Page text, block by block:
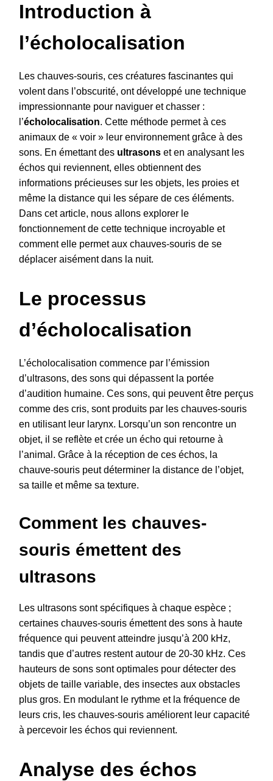
Introduction à
l’écholocalisation
Les chauves-souris, ces créatures fascinantes qui
volent dans l’obscurité, ont développé une technique
impressionnante pour naviguer et chasser :
l’écholocalisation. Cette méthode permet à ces
animaux de « voir » leur environnement grâce à des
sons. En émettant des ultrasons et en analysant les
échos qui reviennent, elles obtiennent des
informations précieuses sur les objets, les proies et
même la distance qui les sépare de ces éléments.
Dans cet article, nous allons explorer le
fonctionnement de cette technique incroyable et
comment elle permet aux chauves-souris de se
déplacer aisément dans la nuit.
Le processus
d’écholocalisation
L’écholocalisation commence par l’émission
d’ultrasons, des sons qui dépassent la portée
d’audition humaine. Ces sons, qui peuvent être perçus
comme des cris, sont produits par les chauves-souris
en utilisant leur larynx. Lorsqu’un son rencontre un
objet, il se reflète et crée un écho qui retourne à
l’animal. Grâce à la réception de ces échos, la
chauve-souris peut déterminer la distance de l’objet,
sa taille et même sa texture.
Comment les chauves-
souris émettent des
ultrasons
Les ultrasons sont spécifiques à chaque espèce ;
certaines chauves-souris émettent des sons à haute
fréquence qui peuvent atteindre jusqu’à 200 kHz,
tandis que d’autres restent autour de 20-30 kHz. Ces
hauteurs de sons sont optimales pour détecter des
objets de taille variable, des insectes aux obstacles
plus gros. En modulant le rythme et la fréquence de
leurs cris, les chauves-souris améliorent leur capacité
à percevoir les échos qui reviennent.
Analyse des échos